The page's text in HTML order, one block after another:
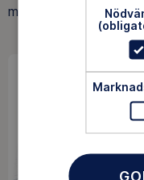
med att skydda